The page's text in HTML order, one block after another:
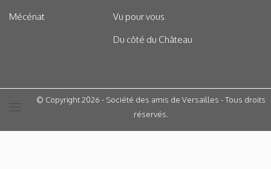
Mécénat
Vu pour vous
Du côté du Château
© Copyright 2026 - Société des amis de Versailles - Tous droits
réservés.